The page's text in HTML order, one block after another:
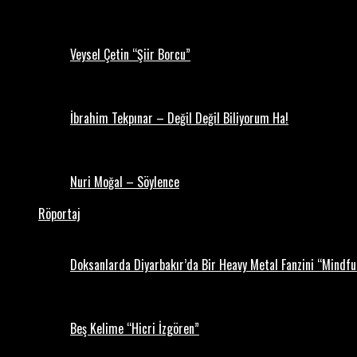
Veysel Çetin “Şiir Borcu”
İbrahim Tekpınar – Değil Değil Biliyorum Ha!
Nuri Moğal – Söylence
Röportaj
Doksanlarda Diyarbakır’da Bir Heavy Metal Fanzini
Beş Kelime “Hicri İzgören”